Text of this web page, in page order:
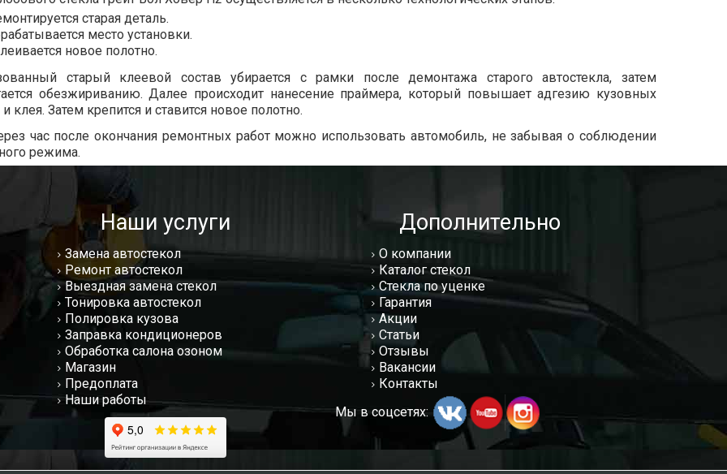
старая деталь.
место установки.
новое полотно.
старый клеевой состав убирается с рамки после демонтажа старого автостекла, затем
обезжириванию. Далее происходит нанесение праймера, который повышает адгезию кузовных
клея. Затем крепится и ставится новое полотно.
час после окончания ремонтных работ можно использовать автомобиль, не забывая о соблюдении
режима.
Наши услуги
Замена автостекол
Ремонт автостекол
Выездная замена стекол
Тонировка автостекол
Полировка кузова
Заправка кондиционеров
Обработка салона озоном
Магазин
Предоплата
Наши работы
Дополнительно
О компании
Каталог стекол
Стекла по уценке
Гарантия
Акции
Статьи
Отзывы
Вакансии
Контакты
Мы в соцсетях: